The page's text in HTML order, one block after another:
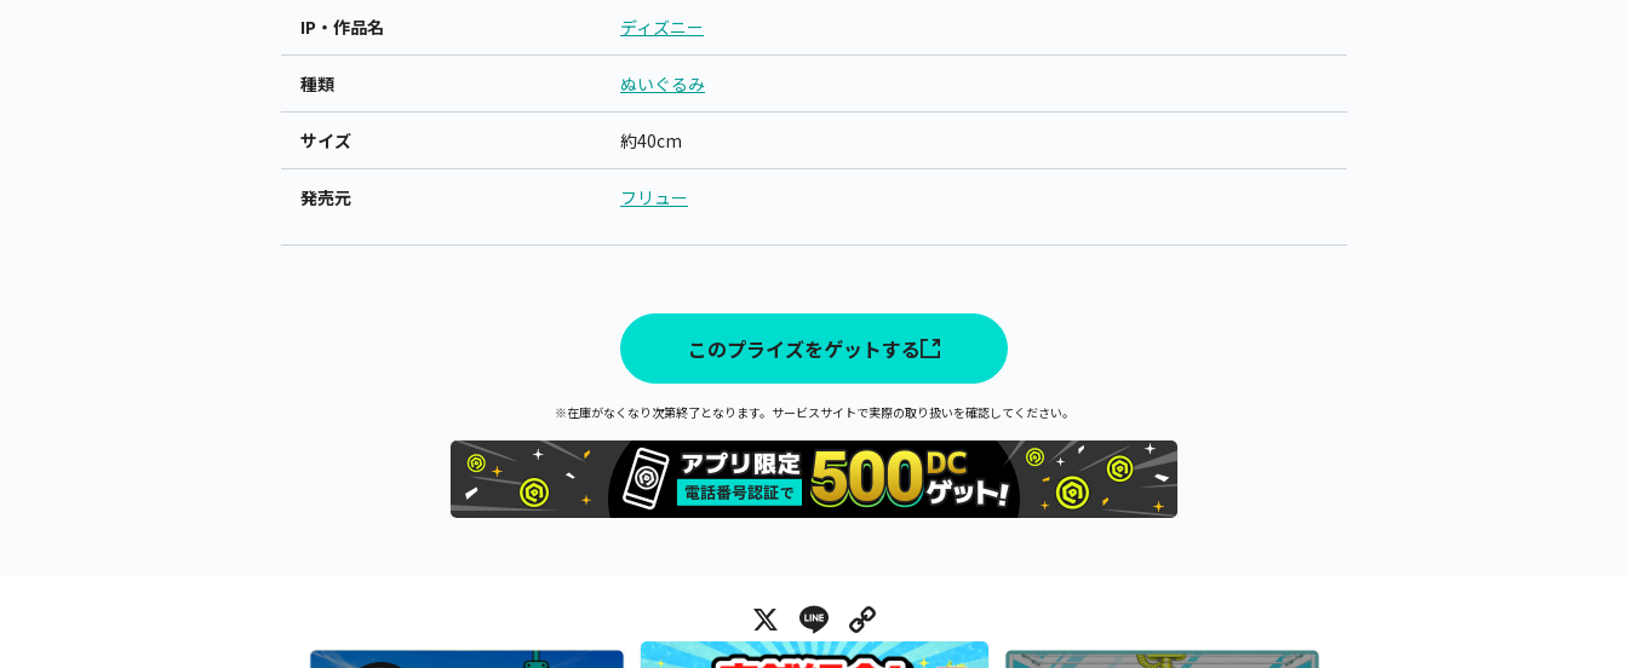
IP・作品名 ディズニー
種類 ぬいぐるみ
サイズ 約40cm
発売元 フリュー
このプライズをゲットする
※在庫がなくなり次第終了となります。サービスサイトで実際の取り扱いを確認してください。
X Line